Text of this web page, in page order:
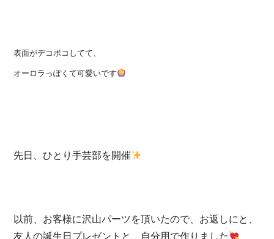
表面がデコボコしてて、
オーロラっぽくて可愛いです
先日、ひとり手芸部を開催
以前、お客様に沢山パーツを頂いたので、お返しにと、
友人の誕生日プレゼントと、自分用で作りました